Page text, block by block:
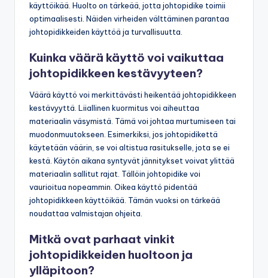
käyttöikää. Huolto on tärkeää, jotta johtopidike toimii
optimaalisesti. Näiden virheiden välttäminen parantaa
johtopidikkeiden käyttöä ja turvallisuutta.
Kuinka väärä käyttö voi vaikuttaa
johtopidikkeen kestävyyteen?
Väärä käyttö voi merkittävästi heikentää johtopidikkeen
kestävyyttä. Liiallinen kuormitus voi aiheuttaa
materiaalin väsymistä. Tämä voi johtaa murtumiseen tai
muodonmuutokseen. Esimerkiksi, jos johtopidikettä
käytetään väärin, se voi altistua rasitukselle, jota se ei
kestä. Käytön aikana syntyvät jännitykset voivat ylittää
materiaalin sallitut rajat. Tällöin johtopidike voi
vaurioitua nopeammin. Oikea käyttö pidentää
johtopidikkeen käyttöikää. Tämän vuoksi on tärkeää
noudattaa valmistajan ohjeita.
Mitkä ovat parhaat vinkit
johtopidikkeiden huoltoon ja
ylläpitoon?